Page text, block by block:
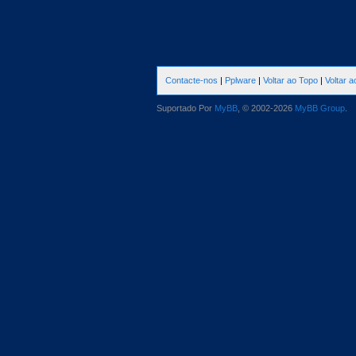
Contacte-nos | Pplware | Voltar ao Topo | Voltar
Suportado Por MyBB , © 2002-2026 MyBB Group